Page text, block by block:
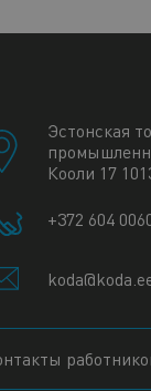
Эстонская
Кооли 17
+372 604